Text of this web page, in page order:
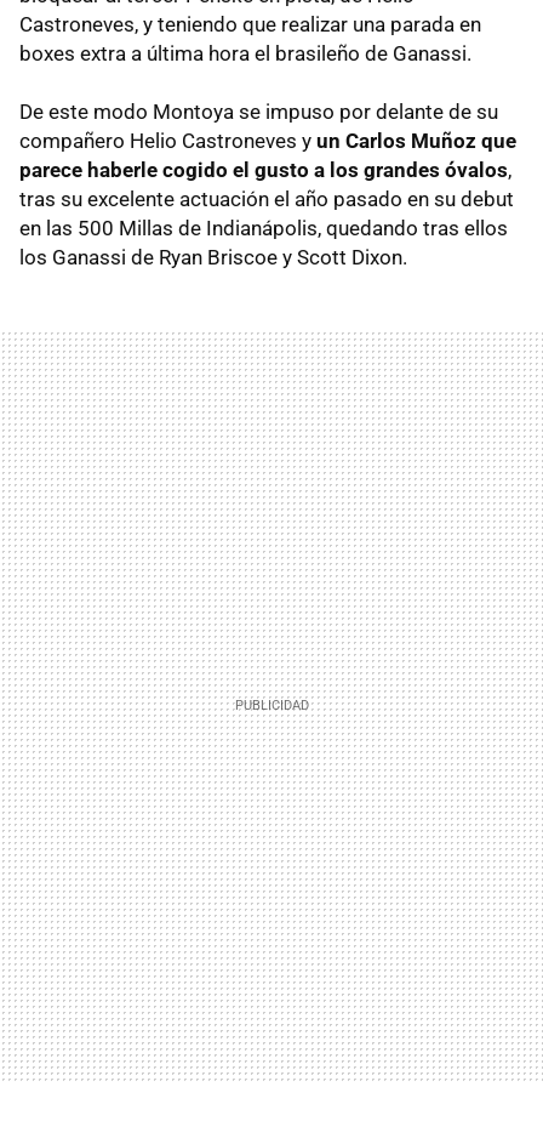
Castroneves, y teniendo que realizar una parada en
boxes extra a última hora el brasileño de Ganassi.
De este modo Montoya se impuso por delante de su
compañero Helio Castroneves y un Carlos Muñoz que
parece haberle cogido el gusto a los grandes óvalos,
tras su excelente actuación el año pasado en su debut
en las 500 Millas de Indianápolis, quedando tras ellos
los Ganassi de Ryan Briscoe y Scott Dixon.